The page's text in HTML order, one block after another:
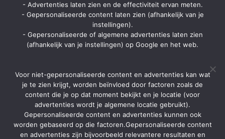
Strategon BV
Ninovesteenweg 198 bus 13
Via contactpagina of chatformulier
Aanbiedingen
Reisorganisaties
TUI Belgie
Soorten vakanties
- Advertenties laten zien en de effectiviteit ervan meten.
- Gepersonaliseerde content laten zien (afhankelijk van je
instellingen).
- Gepersonaliseerde of algemene advertenties laten zien
(afhankelijk van je instellingen) op Google en het web.
Voor niet-gepersonaliseerde content en advertenties kan wat
je te zien krijgt, worden beïnvloed door factoren zoals de
content die je op dat moment bekijkt en je locatie (voor
advertenties wordt je algemene locatie gebruikt).
Gepersonaliseerde content en advertenties kunnen ook
worden gebaseerd op die factoren.Gepersonaliseerde content
en advertenties zijn bijvoorbeeld relevantere resultaten en